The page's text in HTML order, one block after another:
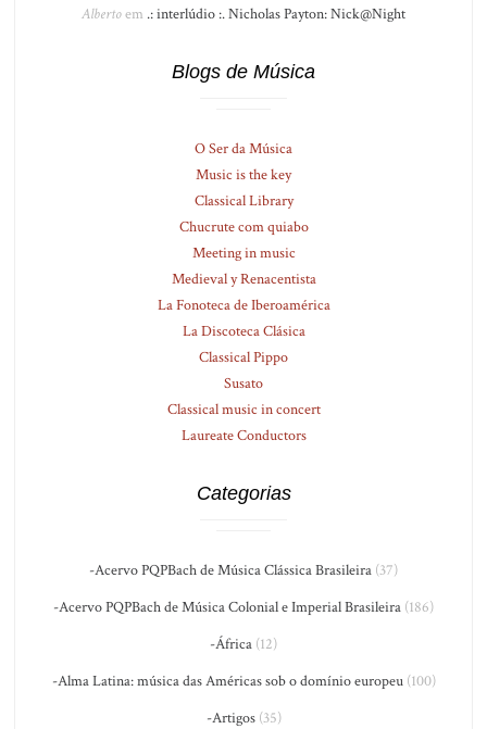
Albertoem .: interlúdio :. Nicholas Payton: Nick@Night
Blogs de Música
O Ser da Música
Music is the key
Classical Library
Chucrute com quiabo
Meeting in music
Medieval y Renacentista
La Fonoteca de Iberoamérica
La Discoteca Clásica
Classical Pippo
Susato
Classical music in concert
Laureate Conductors
Categorias
-Acervo PQPBach de Música Clássica Brasileira (37)
-Acervo PQPBach de Música Colonial e Imperial Brasileira (186)
-África (12)
-Alma Latina: música das Américas sob o domínio europeu(100)
-Artigos(35)